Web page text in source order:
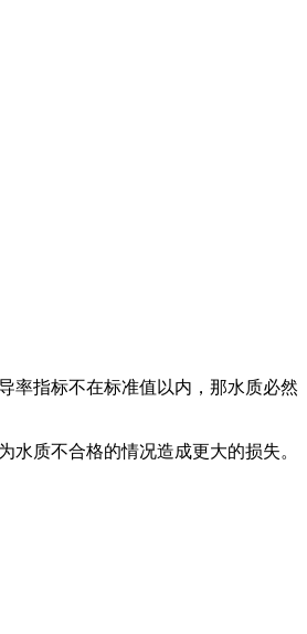
率指标不在标准值以内，那水质必然
质不合格的情况造成更大的损失。